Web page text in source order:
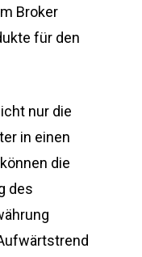
Broker
für den
nur die
in einen
die
des